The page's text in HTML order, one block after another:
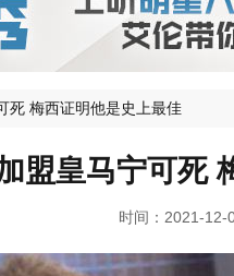
死 梅西证明他是史上最佳
盟皇马宁可死
时间：2021-12-